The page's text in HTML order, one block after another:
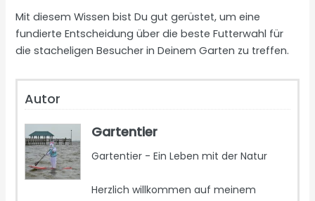
Mit diesem Wissen bist Du gut gerüstet, um eine
fundierte Entscheidung über die beste Futterwahl für
die stacheligen Besucher in Deinem Garten zu treffen.
Autor
Gartentier
Gartentier - Ein Leben mit der Natur
Herzlich willkommen auf meinem